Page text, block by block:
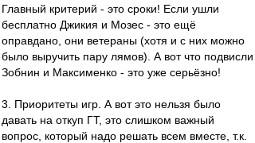
Главный критерий - это сроки! Если ушли
бесплатно Джикия и Мозес - это ещё
оправдано, они ветераны (хотя и с них можно
было выручить пару лямов). А вот что подвисли
Зобнин и Максименко - это уже серьёзно!
3. Приоритеты игр. А вот это нельзя было
давать на откуп ГТ, это слишком важный
вопрос, который надо решать всем вместе, т.к.